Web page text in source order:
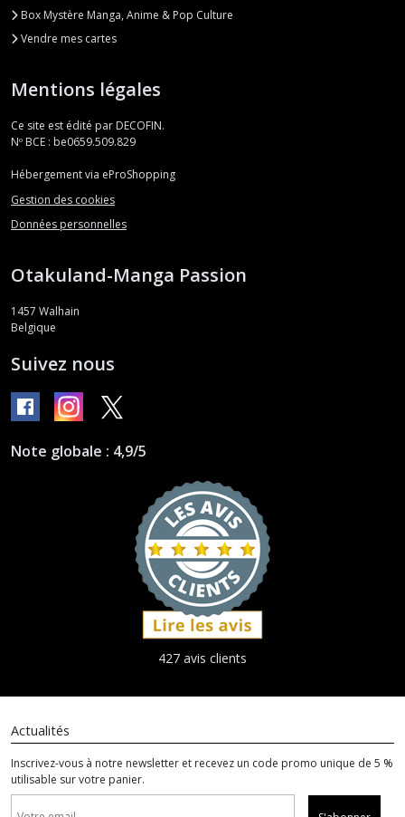
Box Mystère Manga, Anime & Pop Culture
Vendre mes cartes
Mentions légales
Ce site est édité par DECOFIN.
Nº BCE : be0659.509.829
Hébergement via eProShopping
Gestion des cookies
Données personnelles
Otakuland-Manga Passion
1457 Walhain
Belgique
Suivez nous
Note globale : 4,9/5
427 avis clients
Actualités
Inscrivez-vous à notre newsletter et recevez un code promo unique de 5 %
utilisable sur votre panier.